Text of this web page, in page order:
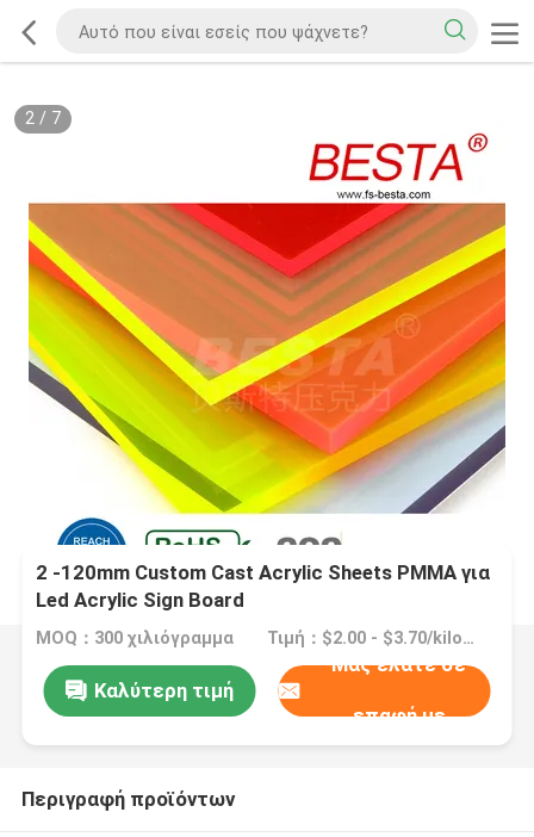
2/ 7
2 -120mm Custom Cast Acrylic Sheets PMMA για
Led Acrylic Sign Board
MOQ：300 χιλιόγραμμα Τιμή：$2.00 - $3.70/kilograms
Καλύτερη τιμή
Μας ελάτε σε
επαφή με
Περιγραφή προϊόντων